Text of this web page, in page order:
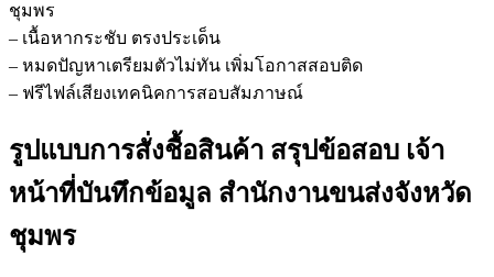
ชุมพร
– เนื้อหากระชับ ตรงประเด็น
– หมดปัญหาเตรียมตัวไม่ทัน เพิ่มโอกาสสอบติด
– ฟรีไฟล์เสียงเทคนิคการสอบสัมภาษณ์
รูปแบบการสั่งชื้อสินค้า สรุปข้อสอบ เจ้า
หน้าที่บันทึกข้อมูล สำนักงานขนส่งจังหวัด
ชุมพร